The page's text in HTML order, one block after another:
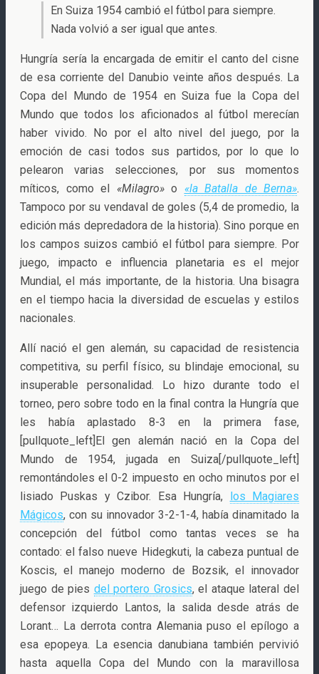
En Suiza 1954 cambió el fútbol para siempre.
Nada volvió a ser igual que antes.
Hungría sería la encargada de emitir el canto del cisne
de esa corriente del Danubio veinte años después. La
Copa del Mundo de 1954 en Suiza fue la Copa del
Mundo que todos los aficionados al fútbol merecían
haber vivido. No por el alto nivel del juego, por la
emoción de casi todos sus partidos, por lo que lo
pelearon varias selecciones, por sus momentos
míticos, como el «Milagro»o «la Batalla de Berna».
Tampoco por su vendaval de goles (5,4 de promedio, la
edición más depredadora de la historia). Sino porque en
los campos suizos cambió el fútbol para siempre. Por
juego, impacto e influencia planetaria es el mejor
Mundial, el más importante, de la historia. Una bisagra
en el tiempo hacia la diversidad de escuelas y estilos
nacionales.
Allí nació el gen alemán, su capacidad de resistencia
competitiva, su perfil físico, su blindaje emocional, su
insuperable personalidad. Lo hizo durante todo el
torneo, pero sobre todo en la final contra la Hungría que
les había aplastado 8-3 en la primera fase,
[pullquote_left]El gen alemán nació en la Copa del
Mundo de 1954, jugada en Suiza[/pullquote_left]
remontándoles el 0-2 impuesto en ocho minutos por el
lisiado Puskas y Czibor. Esa Hungría, los Magiares
Mágicos, con su innovador 3-2-1-4, había dinamitado la
concepción del fútbol como tantas veces se ha
contado: el falso nueve Hidegkuti, la cabeza puntual de
Koscis, el manejo moderno de Bozsik, el innovador
juego de pies del portero Grosics, el ataque lateral del
defensor izquierdo Lantos, la salida desde atrás de
Lorant… La derrota contra Alemania puso el epílogo a
esa epopeya. La esencia danubiana también pervivió
hasta aquella Copa del Mundo con la maravillosa